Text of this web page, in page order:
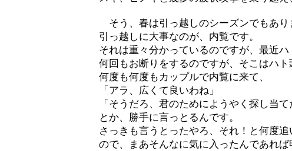
そう、春は引っ越しのシーズンでもあり
引っ越しに大事なのが、内覧です。
それは重々分かっているのですが、最近
何回もお断りをするのですが、そこはハト
何度も何度もカップルで内覧に来て、
「アラ、広くて良いわね」
「そうだろ、君のためにようやく探し当て
とか、勝手に言っとるんです。
さっきも言うとったやろ、それ！と何度
ので、まあそんなに気に入ったんであれ